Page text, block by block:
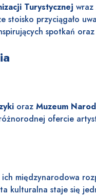
Turystycznejwraz
stoisko przyciągało
spotkań
orazMuzeum
ofercie
ich międzynarodowa
kulturalna staje się